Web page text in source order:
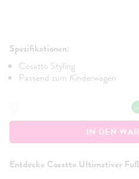
Spezifikationen:
Cosatto Styling
Passend zum Kinderwagen
IN DEN
Entdecke Cosatto Ultimativer